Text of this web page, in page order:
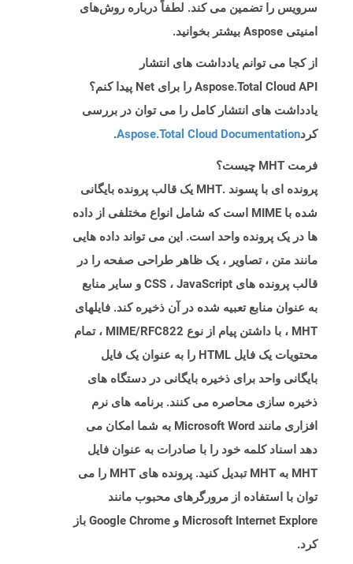
سرویس را تضمین می کند. لطفاً درباره روش‌های
امنیتی Aspose بیشتر بخوانید.
از کجا می توانم یادداشت های انتشار
Aspose.Total Cloud API را برای Net پیدا کنم؟
یادداشت های انتشار کامل را می توان در بررسی
کردAspose.Total Cloud Documentation
.
فرمت MHT چیست؟
پرونده ای با پسوند .MHT یک قالب پرونده بایگانی
شده با MIME است که شامل انواع مختلفی از داده
ها در یک پرونده واحد است. این می تواند داده هایی
مانند متن ، تصاویر ، یک ظاهر طراحی صفحه را در
قالب پرونده های CSS ، JavaScript و سایر منابع
به عنوان منابع تعبیه شده در آن ذخیره کند. فایلهای
MHT ، با داشتن پیام از نوع MIME/RFC822 ، تمام
محتویات یک فایل HTML را به عنوان یک فایل
بایگانی واحد برای ذخیره بایگانی در دستگاه های
ذخیره سازی محاصره می کنند. برنامه های نرم
افزاری مانند Microsoft Word به شما امکان می
دهد اسناد کلمه خود را با صادرات به عنوان فایل
MHT به MHT تبدیل کنید. پرونده های MHT را می
توان با استفاده از مرورگرهای محبوب مانند
Microsoft Internet Explore و Google Chrome باز
کرد.